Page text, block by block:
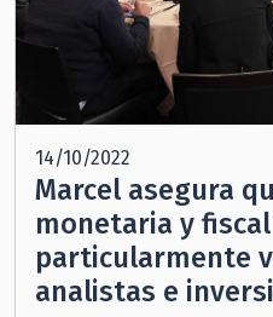
14/10/2022
Marcel asegura
monetaria y
particularmente
analistas e